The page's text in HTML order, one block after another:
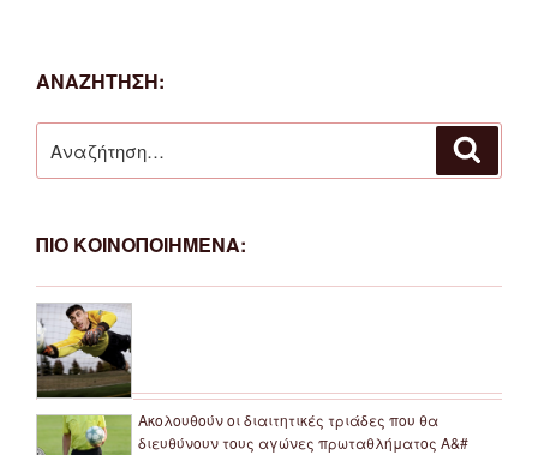
ΑΝΑΖΗΤΗΣΗ:
για:
ΠΙΟ ΚΟΙΝΟΠΟΙΗΜΕΝΑ:
Ακολουθούν οι διαιτητικές τριάδες που θα
διευθύνουν τους αγώνες πρωταθλήματος Α&#